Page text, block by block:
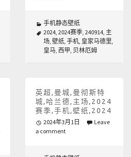
手机静态壁纸
2024, 2024赛季, 240914, 主
场, 壁纸, 手机, 皇家马德里,
皇马, 西甲, 贝林厄姆
英超,曼城,曼彻斯特
城,哈兰德,主场,2024
赛季,手机,壁纸,2024
2024年3月1日
Leave
a comment